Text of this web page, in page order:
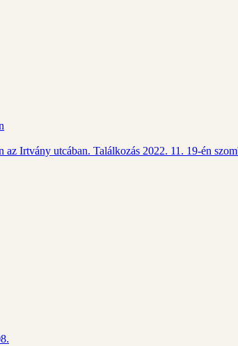
Irtvány utcában. Találkozás 2022. 11. 19-én